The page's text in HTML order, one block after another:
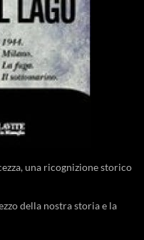
una ricognizione storico
della nostra storia e la